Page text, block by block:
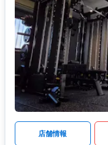
店舗情報